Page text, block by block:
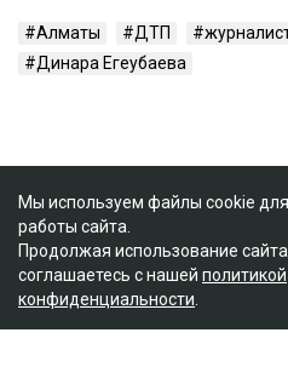
Алматы ДТП
Динара Егеубаева
Мы используем файлы cookie
работы сайта.
Продолжая использование
соглашаетесь с нашей политикой
конфиденциальности